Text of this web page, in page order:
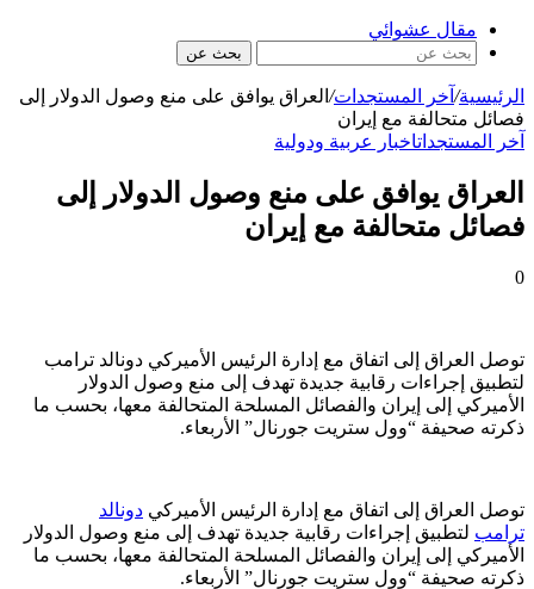
مقال عشوائي
بحث عن
الرئيسية/ آخر المستجدات/ العراق يوافق على منع وصول الدولار إلى
فصائل متحالفة مع إيران
آخر المستجداتاخبار عربية ودولية
العراق يوافق على منع وصول الدولار إلى
فصائل متحالفة مع إيران
0
توصل العراق إلى اتفاق مع إدارة الرئيس الأميركي دونالد ترامب
لتطبيق إجراءات رقابية جديدة تهدف إلى منع وصول الدولار
الأميركي إلى إيران والفصائل المسلحة المتحالفة معها، بحسب ما
ذكرته صحيفة “وول ستريت جورنال” الأربعاء.
توصل العراق إلى اتفاق مع إدارة الرئيس الأميركي دونالد
ترامب لتطبيق إجراءات رقابية جديدة تهدف إلى منع وصول الدولار
الأميركي إلى إيران والفصائل المسلحة المتحالفة معها، بحسب ما
ذكرته صحيفة “وول ستريت جورنال” الأربعاء.